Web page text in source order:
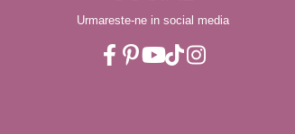
Urmareste-ne in social media